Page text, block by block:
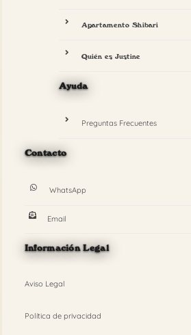
Apartamento Shibari
Quién es Justine
Ayuda
Preguntas Frecuentes
Contacto
WhatsApp
Email
Información Legal
Aviso Legal
Política de privacidad